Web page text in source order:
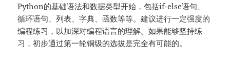
Python的基础语法和数据类型开始，包括if-else语句、
循环语句、列表、字典、函数等等。建议进行一定强度的
编程练习，以加深对编程语言的理解。如果能够坚持练
习，初步通过第一轮铜级的选拔是完全有可能的。